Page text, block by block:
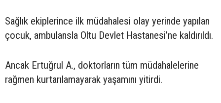
Sağlık ekiplerince ilk müdahalesi olay yerinde yapılan
çocuk, ambulansla Oltu Devlet Hastanesi’ne kaldırıldı.
Ancak Ertuğrul A., doktorların tüm müdahalelerine
rağmen kurtarılamayarak yaşamını yitirdi.